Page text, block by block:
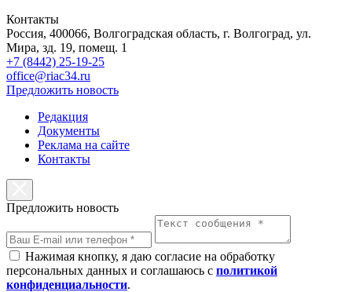
Контакты
Россия, 400066, Волгоградская область, г. Волгоград, ул.
Мира, зд. 19, помещ. 1
+7 (8442) 25-19-25
office@riac34.ru
Предложить новость
Редакция
Документы
Реклама на сайте
Контакты
Предложить новость
Нажимая кнопку, я даю согласие на обработку
персональных данных и соглашаюсь с политикой
конфиденциальности.